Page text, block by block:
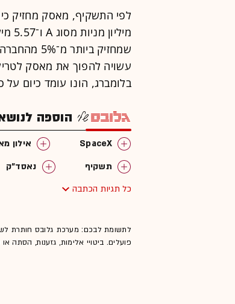
שמחזיק
עשויה להפוך את מאסק
בלומברג, הונו עומד כיום על כ־667 מיליארד
הוספה
SpaceX אילון
תשקיף
נאסד"ק
גולדמן זאקס
כל תגיות הכתבה
לתשומת לבכם: מערכת גלובס חותרת
פועלים. ביטויי אלימות, גזענות, הסתה